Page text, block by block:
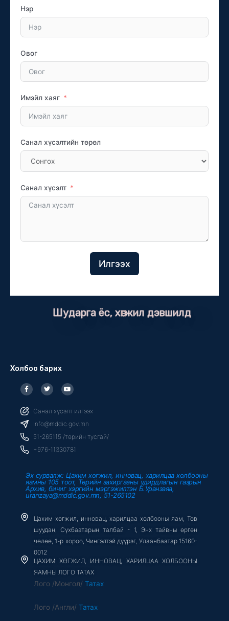
Нэр
Овог
Имэйл хаяг
Санал хүсэлтийн төрөл
Санал хүсэлт
Илгээх
Шударга ёс, хөгжил дэвшилд
Холбоо барих
F
a
c
b
o
o
k
f
T
w
i
t
r
Y
o
u
u
e
Санал хүсэлт илгээх
info@mddic.gov.mn
51-265115 /төрийн тусгай/
+976-11330781
Эх сурвалж: Цахим хөгжил, инновац, харилцаа холбооны
яамны 105 тоот, Төрийн захиргааны удирдлагын газрын
Архив, бичиг хэргийн мэргэжилтэн Б.Уранзаяа,
uranzaya@mddic.gov.mn, 51-265102
Цахим хөгжил, инновац, харилцаа холбооны яам, Төв
шуудан, Сүхбаатарын талбай - 1, Энх тайвны өргөн
чөлөө, 1-р хороо, Чингэлтэй дүүрэг, Улаанбаатар 15160-
0012
ЦАХИМ ХӨГЖИЛ, ИННОВАЦ, ХАРИЛЦАА ХОЛБООНЫ
ЯАМНЫ ЛОГО ТАТАХ
Лого /Монгол/ Татах
Лого /Англи/ Татах